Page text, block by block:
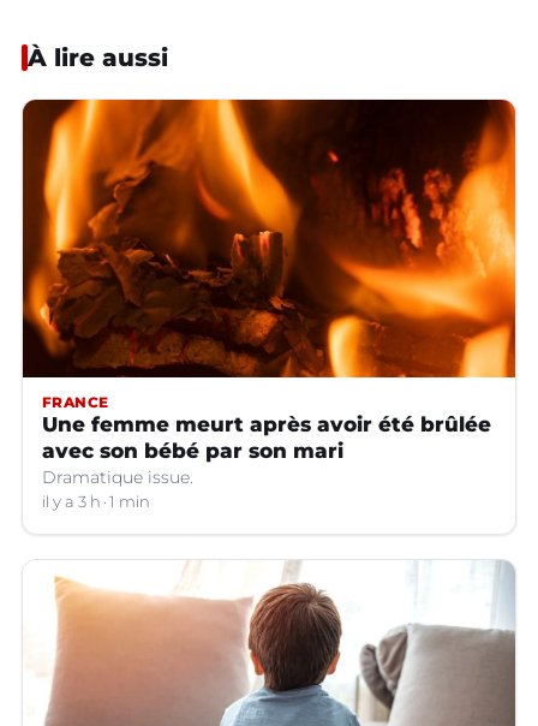
À lire aussi
FRANCE
Une femme meurt après avoir été brûlée
avec son bébé par son mari
Dramatique issue.
il y a 3 h 1 min